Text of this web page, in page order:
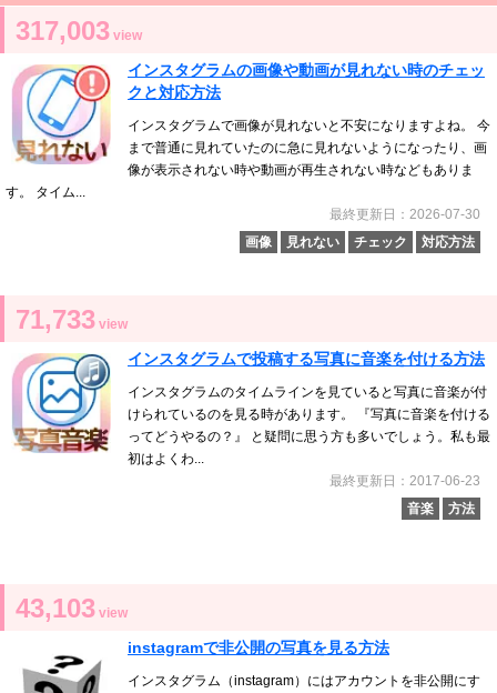
317,003 view
インスタグラムの画像や動画が見れない時のチェッ
クと対応方法
インスタグラムで画像が見れないと不安になりますよね。 今
まで普通に見れていたのに急に見れないようになったり、画
像が表示されない時や動画が再生されない時などもありま
す。 タイム...
最終更新日：2026-07-30
画像
見れない チェック 対応方法
71,733 view
インスタグラムで投稿する写真に音楽を付ける方法
インスタグラムのタイムラインを見ていると写真に音楽が付
けられているのを見る時があります。 『写真に音楽を付ける
ってどうやるの？』 と疑問に思う方も多いでしょう。私も最
初はよくわ...
最終更新日：2017-06-23
音楽
方法
43,103 view
instagramで非公開の写真を見る方法
インスタグラム（instagram）にはアカウントを非公開にす